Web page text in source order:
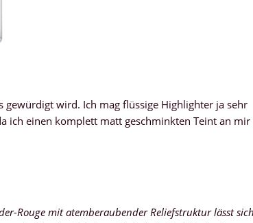
gewürdigt wird. Ich mag flüssige Highlighter ja sehr
ich einen komplett matt geschminkten Teint an mir
Rouge mit atemberaubender Reliefstruktur lässt